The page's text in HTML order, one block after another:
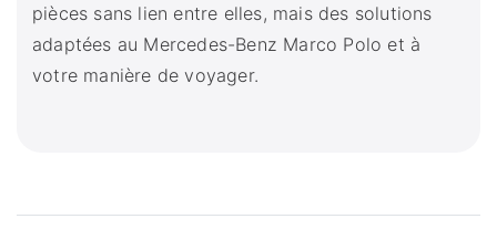
pièces sans lien entre elles, mais des solutions
adaptées au Mercedes-Benz Marco Polo et à
votre manière de voyager.